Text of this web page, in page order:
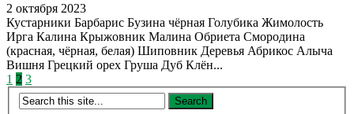
2 октября 2023
Кустарники Барбарис Бузина чёрная Голубика Жимолость
Ирга Калина Крыжовник Малина Обриета Смородина
(красная, чёрная, белая) Шиповник Деревья Абрикос Алыча
Вишня Грецкий орех Груша Дуб Клён...
Пагинация
записей
1 2 3